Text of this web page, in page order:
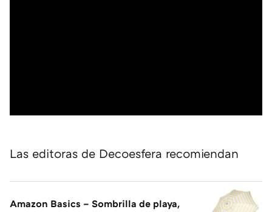
Las editoras de Decoesfera recomiendan
Amazon Basics – Sombrilla de playa,